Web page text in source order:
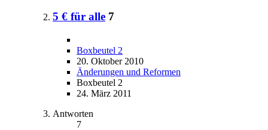
5 € für alle 7
Boxbeutel 2
20. Oktober 2010
Änderungen und Reformen
Boxbeutel 2
24. März 2011
Antworten
7